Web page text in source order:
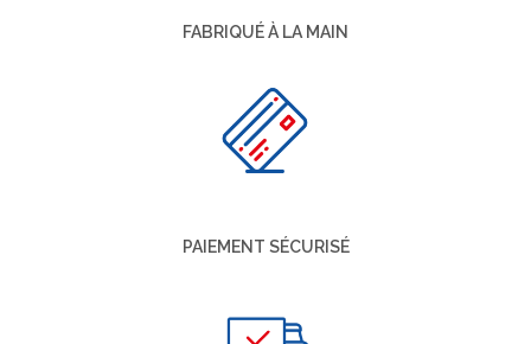
FABRIQUÉ À LA MAIN
PAIEMENT SÉCURISÉ